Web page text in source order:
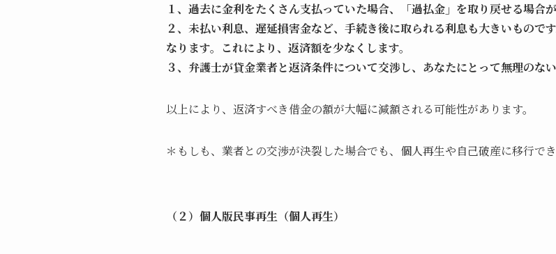
１、過去に金利をたくさん支払っていた場合、「過払金」を取り戻せる場合が
２、未払い利息、遅延損害金など、手続き後に取られる利息も大きいもので
なります。これにより、返済額を少なくします。
３、弁護士が貸金業者と返済条件について交渉し、あなたにとって無理のな
以上により、返済すべき借金の額が大幅に減額される可能性があります。
＊もしも、業者との交渉が決裂した場合でも、個人再生や自己破産に移行でき
（２）個人版民事再生（個人再生）